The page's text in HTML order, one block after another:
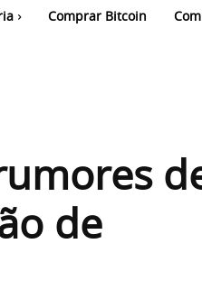
Comprar Bitcoin
de